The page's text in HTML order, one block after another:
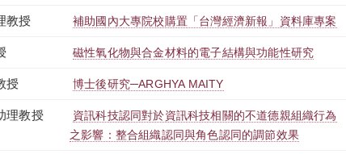
教授 補助國內大專院校購置「台灣經濟新報」資料庫專案
磁性氧化物與合金材料的電子結構與功能性研究
授 博士後研究─ARGHYA MAITY
理教授
資訊科技認同對於資訊科技相關的不道德親組織行為
之影響：整合組織認同與角色認同的調節效果